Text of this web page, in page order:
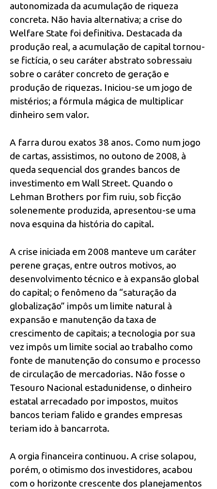
autonomizada da acumulação de riqueza
concreta. Não havia alternativa; a crise do
Welfare State foi definitiva. Destacada da
produção real, a acumulação de capital tornou-
se fictícia, o seu caráter abstrato sobressaiu
sobre o caráter concreto de geração e
produção de riquezas. Iniciou-se um jogo de
mistérios; a fórmula mágica de multiplicar
dinheiro sem valor.
A farra durou exatos 38 anos. Como num jogo
de cartas, assistimos, no outono de 2008, à
queda sequencial dos grandes bancos de
investimento em Wall Street. Quando o
Lehman Brothers por fim ruiu, sob ficção
solenemente produzida, apresentou-se uma
nova esquina da história do capital.
A crise iniciada em 2008 manteve um caráter
perene graças, entre outros motivos, ao
desenvolvimento técnico e à expansão global
do capital; o fenômeno da “saturação da
globalização” impôs um limite natural à
expansão e manutenção da taxa de
crescimento de capitais; a tecnologia por sua
vez impôs um limite social ao trabalho como
fonte de manutenção do consumo e processo
de circulação de mercadorias. Não fosse o
Tesouro Nacional estadunidense, o dinheiro
estatal arrecadado por impostos, muitos
bancos teriam falido e grandes empresas
teriam ido à bancarrota.
A orgia financeira continuou. A crise solapou,
porém, o otimismo dos investidores, acabou
com o horizonte crescente dos planejamentos